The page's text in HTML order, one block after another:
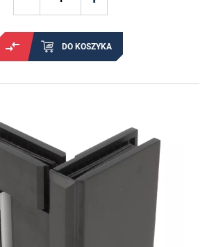
DO KOSZYKA